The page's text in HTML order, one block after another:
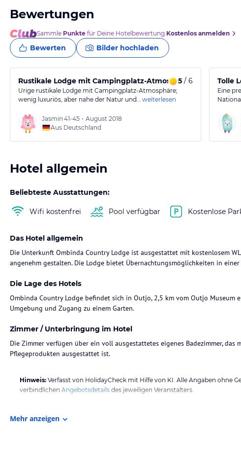
Bewertungen
Sammle Punkte für Deine Hotelbewertung.Kostenlos anmelden
Bewerten Bilder hochladen
Rustikale Lodge mit Campingplatz-Atmosphäre
5 / 6
Urige rustikale Lodge mit Campingplatz-Atmosphäre;
wenig luxuriös, aber nahe der Natur und… weiterlesen
Jasmin 41-45 • August 2018
Aus Deutschland
Tolle
Eine
Hotel allgemein
Beliebteste Ausstattungen:
Wifi kostenfrei Pool verfügbar Kostenlose
Das Hotel allgemein
Die Unterkunft Ombinda Country Lodge ist ausgestattet mit kostenlosem
angenehm gestalten. Die Lodge bietet Übernachtungsmöglichkeiten in
Die Lage des Hotels
Ombinda Country Lodge befindet sich in Outjo, 2,5 km vom Outjo Museum
Umgebung und Zugang zu einem Garten.
Zimmer / Unterbringung im Hotel
Die Zimmer verfügen über ein voll ausgestattetes eigenes Badezimmer, das
Pflegeprodukten ausgestattet ist.
Hinweis: Verfasst von HolidayCheck mit Hilfe von KI. Alle Angaben ohne
verbindlichen Angebotsdetails des jeweiligen Veranstalters.
Mehr anzeigen